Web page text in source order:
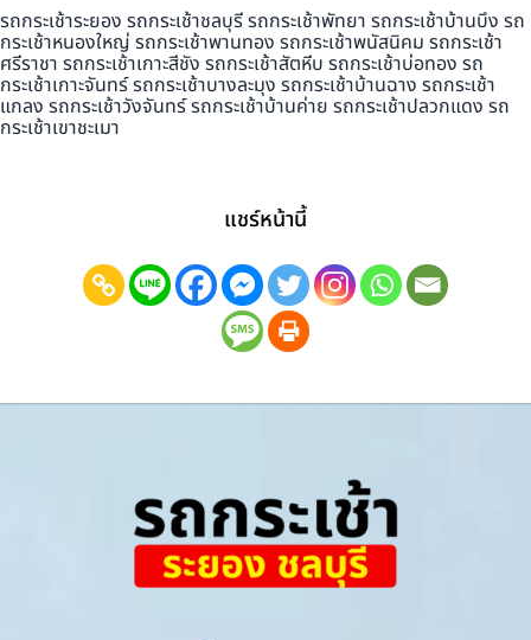
รถกระเช้าระยอง รถกระเช้าชลบุรี รถกระเช้าพัทยา รถกระเช้าบ้านบึง รถ
กระเช้าหนองใหญ่ รถกระเช้าพานทอง รถกระเช้าพนัสนิคม รถกระเช้า
ศรีราชา รถกระเช้าเกาะสีชัง รถกระเช้าสัตหีบ รถกระเช้าบ่อทอง รถ
กระเช้าเกาะจันทร์ รถกระเช้าบางละมุง รถกระเช้าบ้านฉาง รถกระเช้า
แกลง รถกระเช้าวังจันทร์ รถกระเช้าบ้านค่าย รถกระเช้าปลวกแดง รถ
กระเช้าเขาชะเมา
แชร์หน้านี้